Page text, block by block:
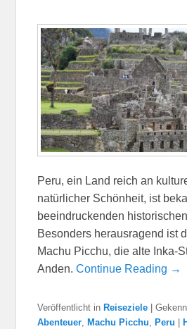
Peru, ein Land reich an
natürlicher Schönheit, ist
beeindruckenden
Besonders herausragend ist
Machu Picchu, die alte Inka-
Anden.Continue Reading →
Veröffentlicht in Reiseziele |
Abenteuer, Machu Picchu, Peru